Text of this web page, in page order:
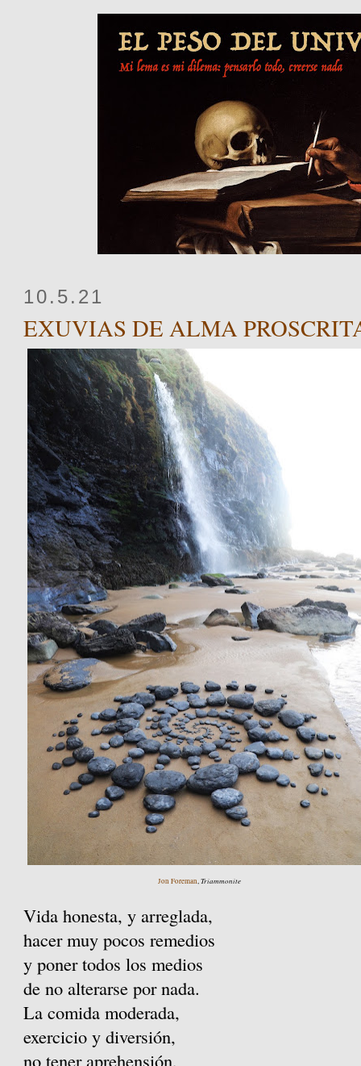
10.5.21
EXUVIAS DE ALMA
Jon Foreman,Triammonite
Vida honesta, y arreglada,
hacer muy pocos remedios
y poner todos los medios
de no alterarse por nada.
La comida moderada,
exercicio y diversión,
no tener aprehensión,